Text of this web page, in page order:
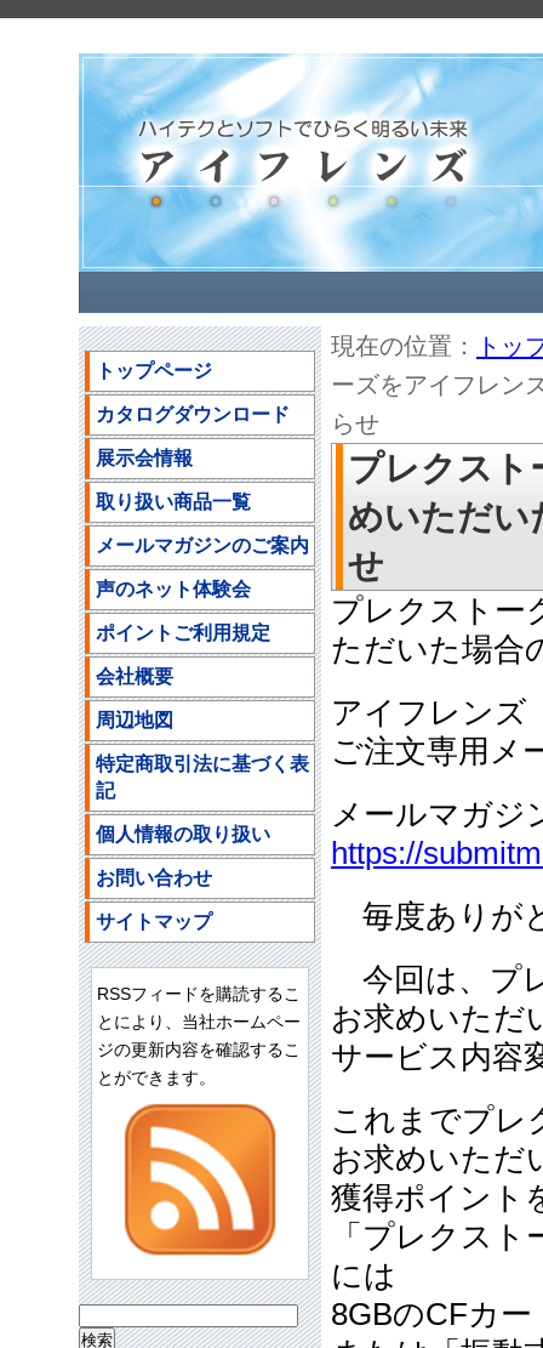
現在の位置：
トッ
ーズをアイフレン
らせ
プレクスト
めいただい
せ
プレクストー
ただいた場合
アイフレン
ご注文専用
メールマガジ
https://
毎度ありが
今回は、プ
お求めいただ
サービス内容
これまでプレ
お求めいただ
獲得ポイント
「プレクス
には
8GBのCFカ
トップページ
カタログダウンロード
展示会情報
取り扱い商品一覧
メールマガジンのご案内
声のネット体験会
ポイントご利用規定
会社概要
周辺地図
特定商取引法に基づく表
記
個人情報の取り扱い
お問い合わせ
サイトマップ
RSSフィードを購読するこ
とにより、当社ホームペー
ジの更新内容を確認するこ
とができます。